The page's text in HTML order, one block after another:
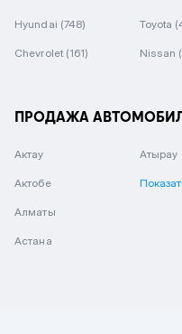
Hyundai (748) Toyota
Chevrolet (161) Nissan
ПРОДАЖА
Актау
Актобе
Алматы
Астана
Атырау